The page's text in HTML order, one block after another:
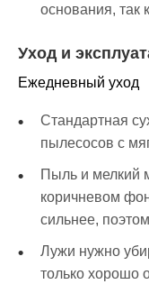
основания, так
Уход и
Ежедневный уход
Стандартная
пылесосов с
Пыль и мелкий
коричневом
сильнее,
Лужи нужно
только хорошо